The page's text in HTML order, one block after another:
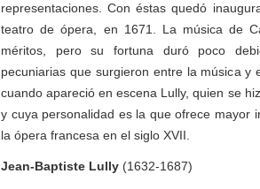
representaciones. Con éstas quedó
teatro de ópera, en 1671. La música de
méritos, pero su fortuna duró poco
pecuniarias que surgieron entre la música y
cuando apareció en escena Lully, quien se
y cuya personalidad es la que ofrece mayor
la ópera francesa en el siglo XVII.
Jean-Baptiste Lully (1632-1687)